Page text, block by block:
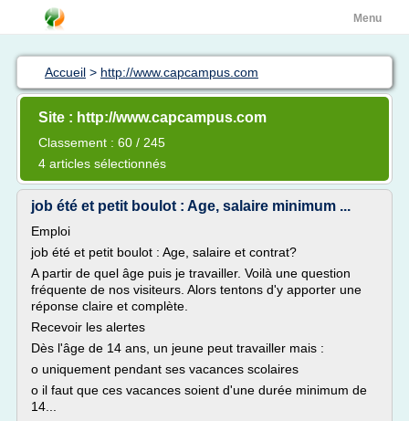
Menu
Accueil > http://www.capcampus.com
Site : http://www.capcampus.com
Classement : 60 / 245
4 articles sélectionnés
job été et petit boulot : Age, salaire minimum ...
Emploi
job été et petit boulot : Age, salaire et contrat?
A partir de quel âge puis je travailler. Voilà une question
fréquente de nos visiteurs. Alors tentons d'y apporter une
réponse claire et complète.
Recevoir les alertes
Dès l'âge de 14 ans, un jeune peut travailler mais :
o uniquement pendant ses vacances scolaires
o il faut que ces vacances soient d'une durée minimum de
14...